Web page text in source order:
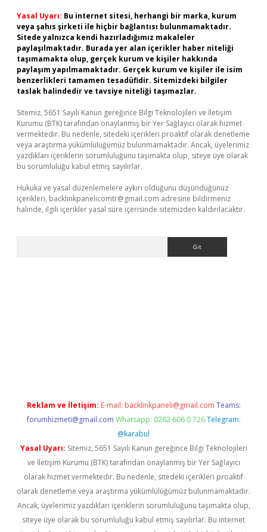
Yasal Uyarı: Bu internet sitesi, herhangi bir marka, kurum
veya şahıs şirketi ile hiçbir bağlantısı bulunmamaktadır.
Sitede yalnızca kendi hazırladığımız makaleler
paylaşılmaktadır. Burada yer alan içerikler haber niteliği
taşımamakta olup, gerçek kurum ve kişiler hakkında
paylaşım yapılmamaktadır. Gerçek kurum ve kişiler ile isim
benzerlikleri tamamen tesadüfidir. Sitemizdeki bilgiler
taslak halindedir ve tavsiye niteliği taşımazlar.
Sitemiz, 5651 Sayılı Kanun gereğince Bilgi Teknolojileri ve İletişim
Kurumu (BTK) tarafından onaylanmış bir Yer Sağlayıcı olarak hizmet
vermektedir. Bu nedenle, sitedeki içerikleri proaktif olarak denetleme
veya araştırma yükümlülüğümüz bulunmamaktadır. Ancak, üyelerimiz
yazdıkları içeriklerin sorumluluğunu taşımakta olup, siteye üye olarak
bu sorumluluğu kabul etmiş sayılırlar.
Hukuka ve yasal düzenlemelere aykırı olduğunu düşündüğünüz
içerikleri, backlinkpanelicomtr@gmail.com adresine bildirmeniz
halinde, ilgili içerikler yasal süre içerisinde sitemizden kaldırılacaktır.
Reklam ve İletişim: E-mail: backlinkpaneli@gmail.com Teams:
forumhizmeti@gmail.com Whatsapp: 0262 606 0 726 Telegram:
@karabul
Yasal Uyarı: Sitemiz, 5651 Sayılı Kanun gereğince Bilgi Teknolojileri
ve İletişim Kurumu (BTK) tarafından onaylanmış bir Yer Sağlayıcı
olarak hizmet vermektedir. Bu nedenle, sitedeki içerikleri proaktif
olarak denetleme veya araştırma yükümlülüğümüz bulunmamaktadır.
Ancak, üyelerimiz yazdıkları içeriklerin sorumluluğunu taşımakta olup,
siteye üye olarak bu sorumluluğu kabul etmiş sayılırlar. Bu internet